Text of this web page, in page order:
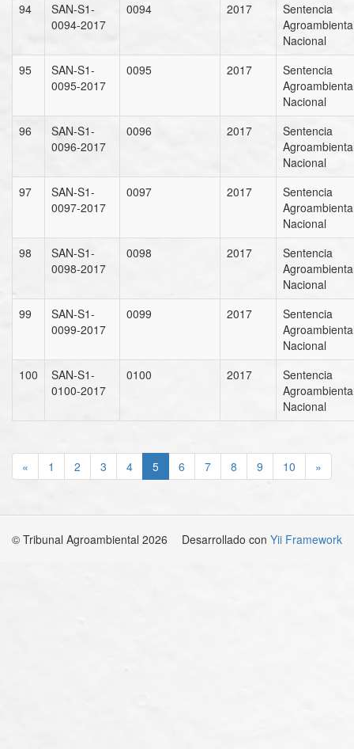
94
SAN-S1-
0094-2017
0094 2017
Sentencia
Nacional
95
SAN-S1-
0095-2017
0095 2017
Sentencia
Nacional
96
SAN-S1-
0096-2017
0096 2017
Sentencia
Nacional
97
SAN-S1-
0097-2017
0097 2017
Sentencia
Nacional
98
SAN-S1-
0098-2017
0098 2017
Sentencia
Nacional
99
SAN-S1-
0099-2017
0099 2017
Sentencia
Nacional
100
SAN-S1-
0100-2017
0100 2017
Sentencia
Nacional
« 1 2 3 4 5 6 7 8 9 10 »
© Tribunal Agroambiental 2026 Desarrollado con Yii Framework